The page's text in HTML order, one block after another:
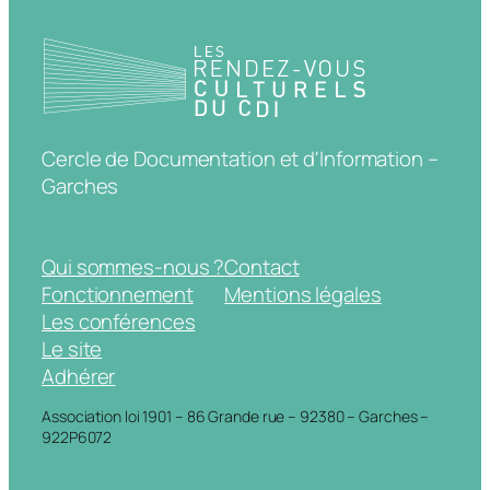
Cercle de Documentation et d'Information –
Garches
Qui sommes-nous ?
Fonctionnement
Les conférences
Le site
Adhérer
Contact
Mentions légales
Association loi 1901 – 86 Grande rue – 92380 – Garches –
922P6072